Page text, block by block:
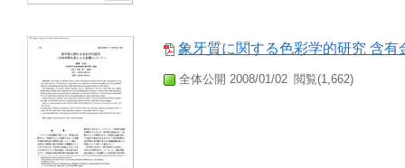
象牙質に関する色彩学的研究 含
全体公開 2008/01/02 閲覧(1,662)